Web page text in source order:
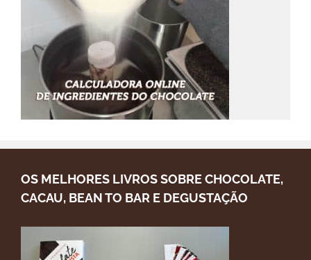
OS MELHORES LIVROS SOBRE CHOCOLATE,
CACAU, BEAN TO BAR E DEGUSTAÇÃO